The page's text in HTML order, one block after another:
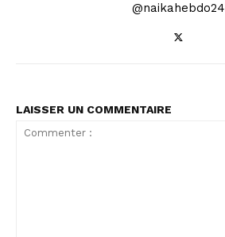
@naikahebdo24
LAISSER UN COMMENTAIRE